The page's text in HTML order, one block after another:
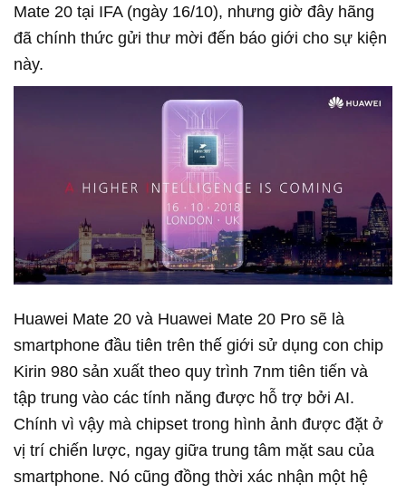
Mate 20 tại IFA (ngày 16/10), nhưng giờ đây hãng
đã chính thức gửi thư mời đến báo giới cho sự kiện
này.
Huawei Mate 20 và Huawei Mate 20 Pro sẽ là
smartphone đầu tiên trên thế giới sử dụng con chip
Kirin 980 sản xuất theo quy trình 7nm tiên tiến và
tập trung vào các tính năng được hỗ trợ bởi AI.
Chính vì vậy mà chipset trong hình ảnh được đặt ở
vị trí chiến lược, ngay giữa trung tâm mặt sau của
smartphone. Nó cũng đồng thời xác nhận một hệ